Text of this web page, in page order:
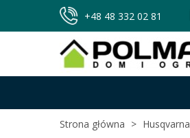
+48 48 332 02 81
Strona główna > Husqvarna